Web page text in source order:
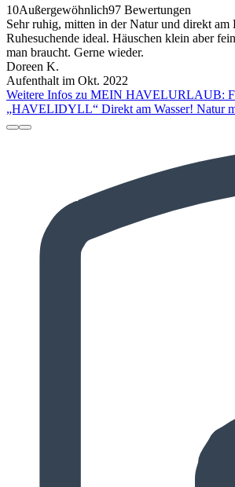
10Außergewöhnlich97 Bewertungen
Sehr ruhig, mitten in der Natur und direkt am
Ruhesuchende ideal. Häuschen klein aber
man braucht. Gerne wieder.
Doreen K.
Aufenthalt im Okt. 2022
Weitere Infos zu MEIN HAVELURLAUB:
„HAVELIDYLL“ Direkt am Wasser! Natur